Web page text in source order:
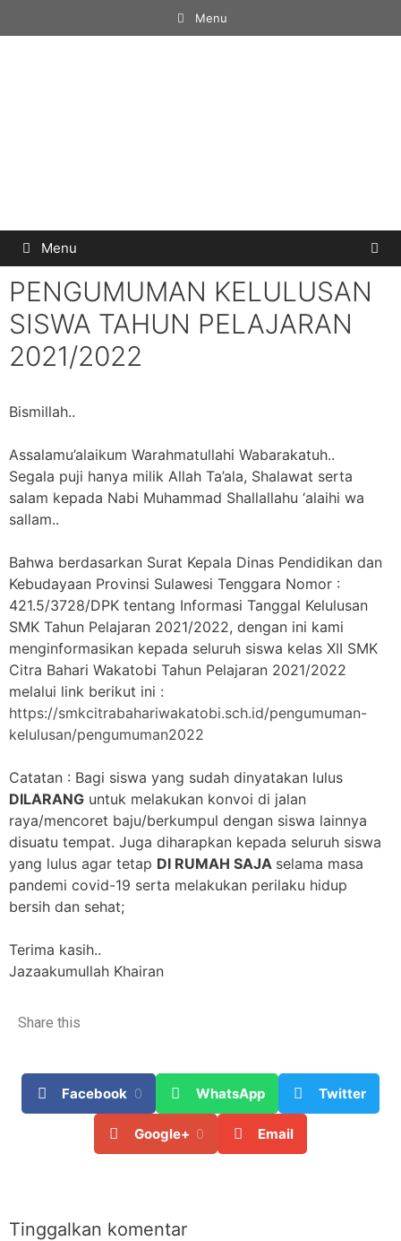
Menu
Menu
PENGUMUMAN KELULUSAN
SISWA TAHUN PELAJARAN
2021/2022
Bismillah..
Assalamu’alaikum Warahmatullahi Wabarakatuh..
Segala puji hanya milik Allah Ta’ala, Shalawat serta
salam kepada Nabi Muhammad Shallallahu ‘alaihi wa
sallam..
Bahwa berdasarkan Surat Kepala Dinas Pendidikan dan
Kebudayaan Provinsi Sulawesi Tenggara Nomor :
421.5/3728/DPK tentang Informasi Tanggal Kelulusan
SMK Tahun Pelajaran 2021/2022, dengan ini kami
menginformasikan kepada seluruh siswa kelas XII SMK
Citra Bahari Wakatobi Tahun Pelajaran 2021/2022
melalui link berikut ini :
https://smkcitrabahariwakatobi.sch.id/pengumuman-
kelulusan/pengumuman2022
Catatan : Bagi siswa yang sudah dinyatakan lulus
DILARANG untuk melakukan konvoi di jalan
raya/mencoret baju/berkumpul dengan siswa lainnya
disuatu tempat. Juga diharapkan kepada seluruh siswa
yang lulus agar tetap DI RUMAH SAJA selama masa
pandemi covid-19 serta melakukan perilaku hidup
bersih dan sehat;
Terima kasih..
Jazaakumullah Khairan
Share this
Facebook 0 WhatsApp Twitter
Google+ 0 Email
Tinggalkan komentar